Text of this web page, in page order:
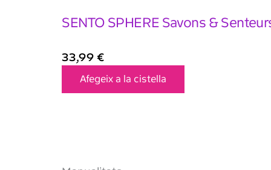
SENTO SPHERE Savons &
33,99 €
Afegeix a la cistella